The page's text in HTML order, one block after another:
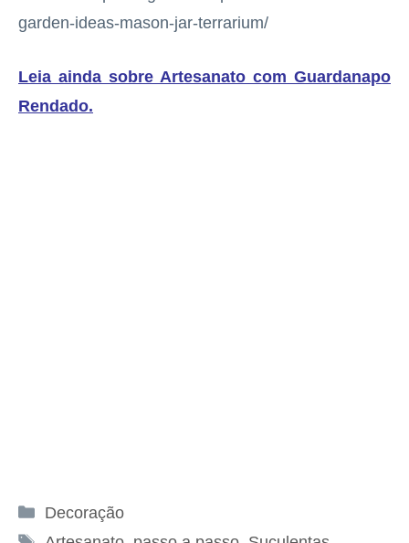
garden-ideas-mason-jar-terrarium/
Leia ainda sobre Artesanato com Guardanapo
Rendado.
Categorias
Decoração
Tags